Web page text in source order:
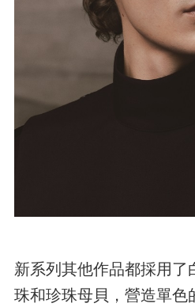
新系列其他作品都採用了
珠和珍珠母貝，營造單色